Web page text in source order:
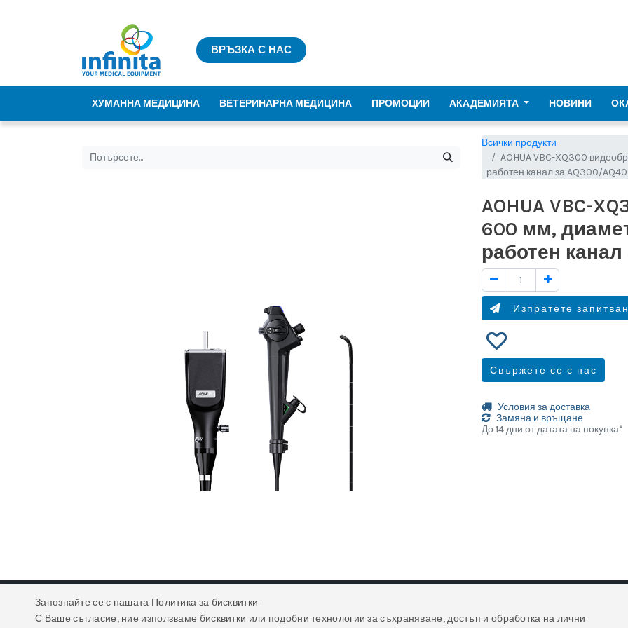
ВРЪЗКА С НАС
ХУМАННА МЕДИЦИНА ВЕТЕРИНАРНА МЕДИЦИНА ПРОМОЦИИ АКАДЕМИЯТА НОВИНИ
Всички продукти
AOHUA VBC-XQ300
работен канал за AQ300/
AOHUA VBC-
600 мм,
работен канал
Изпратете
Свържете се с нас
Условия за доставка
Замяна и връщане
До 14 дни от датата на покупка*
Запознайте се с нашата Политика за бисквитки.
С Ваше съгласие, ние използваме бисквитки или подобни технологии за съхраняване, достъп и обработка на лични